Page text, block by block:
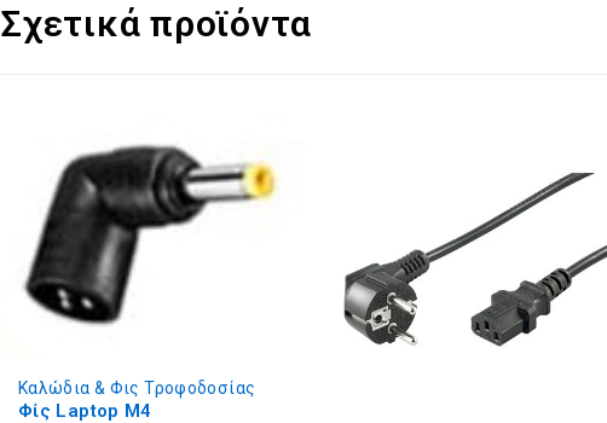
Σχετικά προϊόντα
Καλώδια & Φις Τροφοδοσίας
Φίς Laptop M4